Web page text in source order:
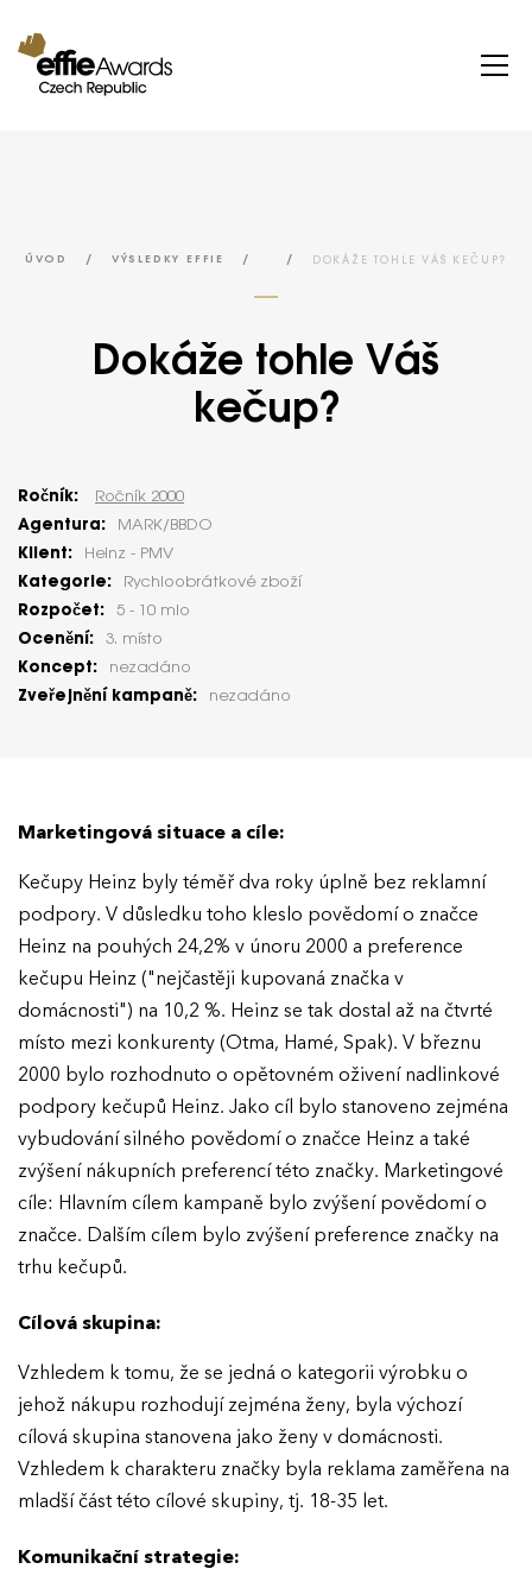
ÚVOD / VÝSLEDKY EFFIE / / DOKÁŽE TOHLE VÁŠ KEČUP?
Dokáže tohle Váš
kečup?
Ročník: Ročník 2000
Agentura: MARK/BBDO
Klient: Heinz - PMV
Kategorie: Rychloobrátkové zboží
Rozpočet: 5 - 10 mio
Ocenění: 3. místo
Koncept: nezadáno
Zveřejnění kampaně: nezadáno
Marketingová situace a cíle:
Kečupy Heinz byly téměř dva roky úplně bez reklamní
podpory. V důsledku toho kleslo povědomí o značce
Heinz na pouhých 24,2% v únoru 2000 a preference
kečupu Heinz ("nejčastěji kupovaná značka v
domácnosti") na 10,2 %. Heinz se tak dostal až na čtvrté
místo mezi konkurenty (Otma, Hamé, Spak). V březnu
2000 bylo rozhodnuto o opětovném oživení nadlinkové
podpory kečupů Heinz. Jako cíl bylo stanoveno zejména
vybudování silného povědomí o značce Heinz a také
zvýšení nákupních preferencí této značky. Marketingové
cíle: Hlavním cílem kampaně bylo zvýšení povědomí o
značce. Dalším cílem bylo zvýšení preference značky na
trhu kečupů.
Cílová skupina:
Vzhledem k tomu, že se jedná o kategorii výrobku o
jehož nákupu rozhodují zejména ženy, byla výchozí
cílová skupina stanovena jako ženy v domácnosti.
Vzhledem k charakteru značky byla reklama zaměřena na
mladší část této cílové skupiny, tj. 18-35 let.
Komunikační strategie: